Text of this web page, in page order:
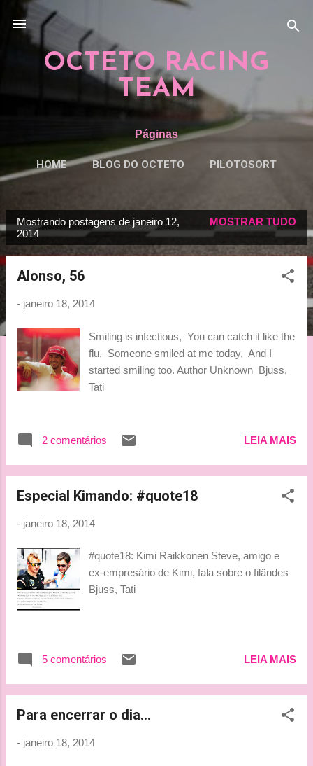
OCTETO RACING
TEAM
Páginas
HOME BLOG DO OCTETO PILOTOSORT
P
o
Mostrando postagens de janeiro 12,
2014
MOSTRAR TUDO
Alonso, 56
- janeiro 18, 2014
Smiling is infectious, You can catch it like the
flu. Someone smiled at me today, And I
started smiling too. Author Unknown Bjuss,
Tati
2 comentários LEIA MAIS
Especial Kimando: #quote18
- janeiro 18, 2014
#quote18: Kimi Raikkonen Steve, amigo e
ex-empresário de Kimi, fala sobre o filândes
Bjuss, Tati
5 comentários LEIA MAIS
Para encerrar o dia...
- janeiro 18, 2014